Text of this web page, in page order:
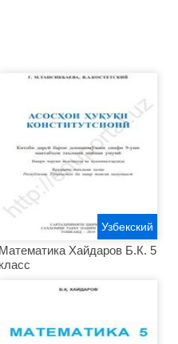
Математика Хайдаров Б.К. 5
класс
Узбекский